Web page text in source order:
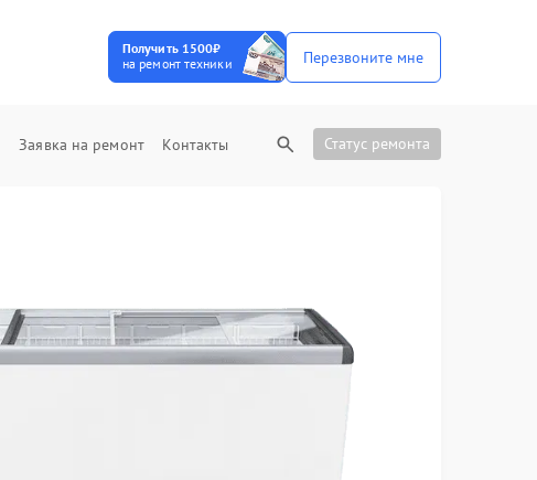
Получить 1500₽
на ремонт техники
Перезвоните мне
Заявка на ремонт Контакты Статус ремонта